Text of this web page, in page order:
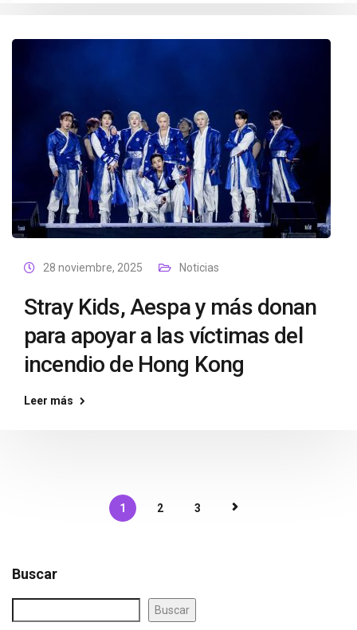
28 noviembre, 2025 Noticias
Stray Kids, Aespa y más donan
para apoyar a las víctimas del
incendio de Hong Kong
Leer más
1 2 3
Buscar
Buscar